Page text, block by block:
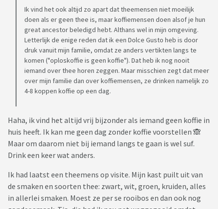
Ik vind het ook altijd zo apart dat theemensen niet moeilijk
doen als er geen thee is, maar koffiemensen doen alsof je hun
great ancestor beledigd hebt. Althans wel in mijn omgeving.
Letterlijk de enige reden dat ik een Dolce Gusto heb is door
druk vanuit mijn familie, omdat ze anders vertikten langs te
komen ("oploskoffie is geen koffie"). Dat heb ik nog nooit
iemand over thee horen zeggen. Maar misschien zegt dat meer
over mijn familie dan over koffiemensen, ze drinken namelijk zo
4-8 koppen koffie op een dag.
Haha, ik vind het altijd vrij bijzonder als iemand geen koffie in
huis heeft. Ik kan me geen dag zonder koffie voorstellen 🙈
Maar om daarom niet bij iemand langs te gaan is wel suf.
Drink een keer wat anders.
Ik had laatst een theemens op visite. Mijn kast puilt uit van
de smaken en soorten thee: zwart, wit, groen, kruiden, alles
in allerlei smaken. Moest ze per se rooibos en dan ook nog